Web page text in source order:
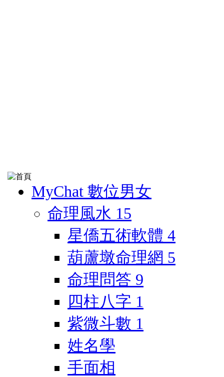
MyChat 數位男女
命理風水 15
星僑五術軟體 4
葫蘆墩命理網 5
命理問答 9
四柱八字 1
紫微斗數 1
姓名學
手面相